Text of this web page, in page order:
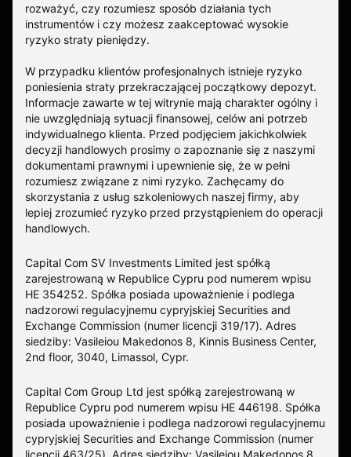
rozważyć, czy rozumiesz sposób działania tych
instrumentów i czy możesz zaakceptować wysokie
ryzyko straty pieniędzy.
W przypadku klientów profesjonalnych istnieje ryzyko
poniesienia straty przekraczającej początkowy depozyt.
Informacje zawarte w tej witrynie mają charakter ogólny i
nie uwzględniają sytuacji finansowej, celów ani potrzeb
indywidualnego klienta. Przed podjęciem jakichkolwiek
decyzji handlowych prosimy o zapoznanie się z naszymi
dokumentami prawnymi i upewnienie się, że w pełni
rozumiesz związane z nimi ryzyko. Zachęcamy do
skorzystania z usług szkoleniowych naszej firmy, aby
lepiej zrozumieć ryzyko przed przystąpieniem do operacji
handlowych.
Capital Com SV Investments Limited jest spółką
zarejestrowaną w Republice Cypru pod numerem wpisu
HE 354252. Spółka posiada upoważnienie i podlega
nadzorowi regulacyjnemu cypryjskiej Securities and
Exchange Commission (numer licencji 319/17). Adres
siedziby: Vasileiou Makedonos 8, Kinnis Business Center,
2nd floor, 3040, Limassol, Cypr.
Capital Com Group Ltd jest spółką zarejestrowaną w
Republice Cypru pod numerem wpisu ΗΕ 446198. Spółka
posiada upoważnienie i podlega nadzorowi regulacyjnemu
cypryjskiej Securities and Exchange Commission (numer
licencji 463/25). Adres siedziby: Vasileiou Makedonos 8,